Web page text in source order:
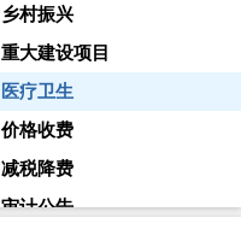
乡村振兴
重大建设项目
医疗卫生
价格收费
减税降费
审计公告